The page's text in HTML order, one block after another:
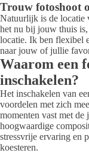
Trouw fotoshoot
Natuurlijk is de locatie
het nu bij jouw thuis is,
locatie. Ik ben flexibel
naar jouw of jullie
Waarom een
inschakelen?
Het inschakelen van
voordelen met zich
momenten vast met de
hoogwaardige
stressvrije ervaring en
koesteren.